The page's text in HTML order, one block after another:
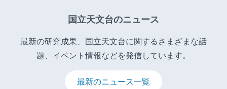
国立天文台のニュース
最新の研究成果、国立天文台に関するさまざまな話
題、イベント情報などを発信しています。
最新のニュース一覧